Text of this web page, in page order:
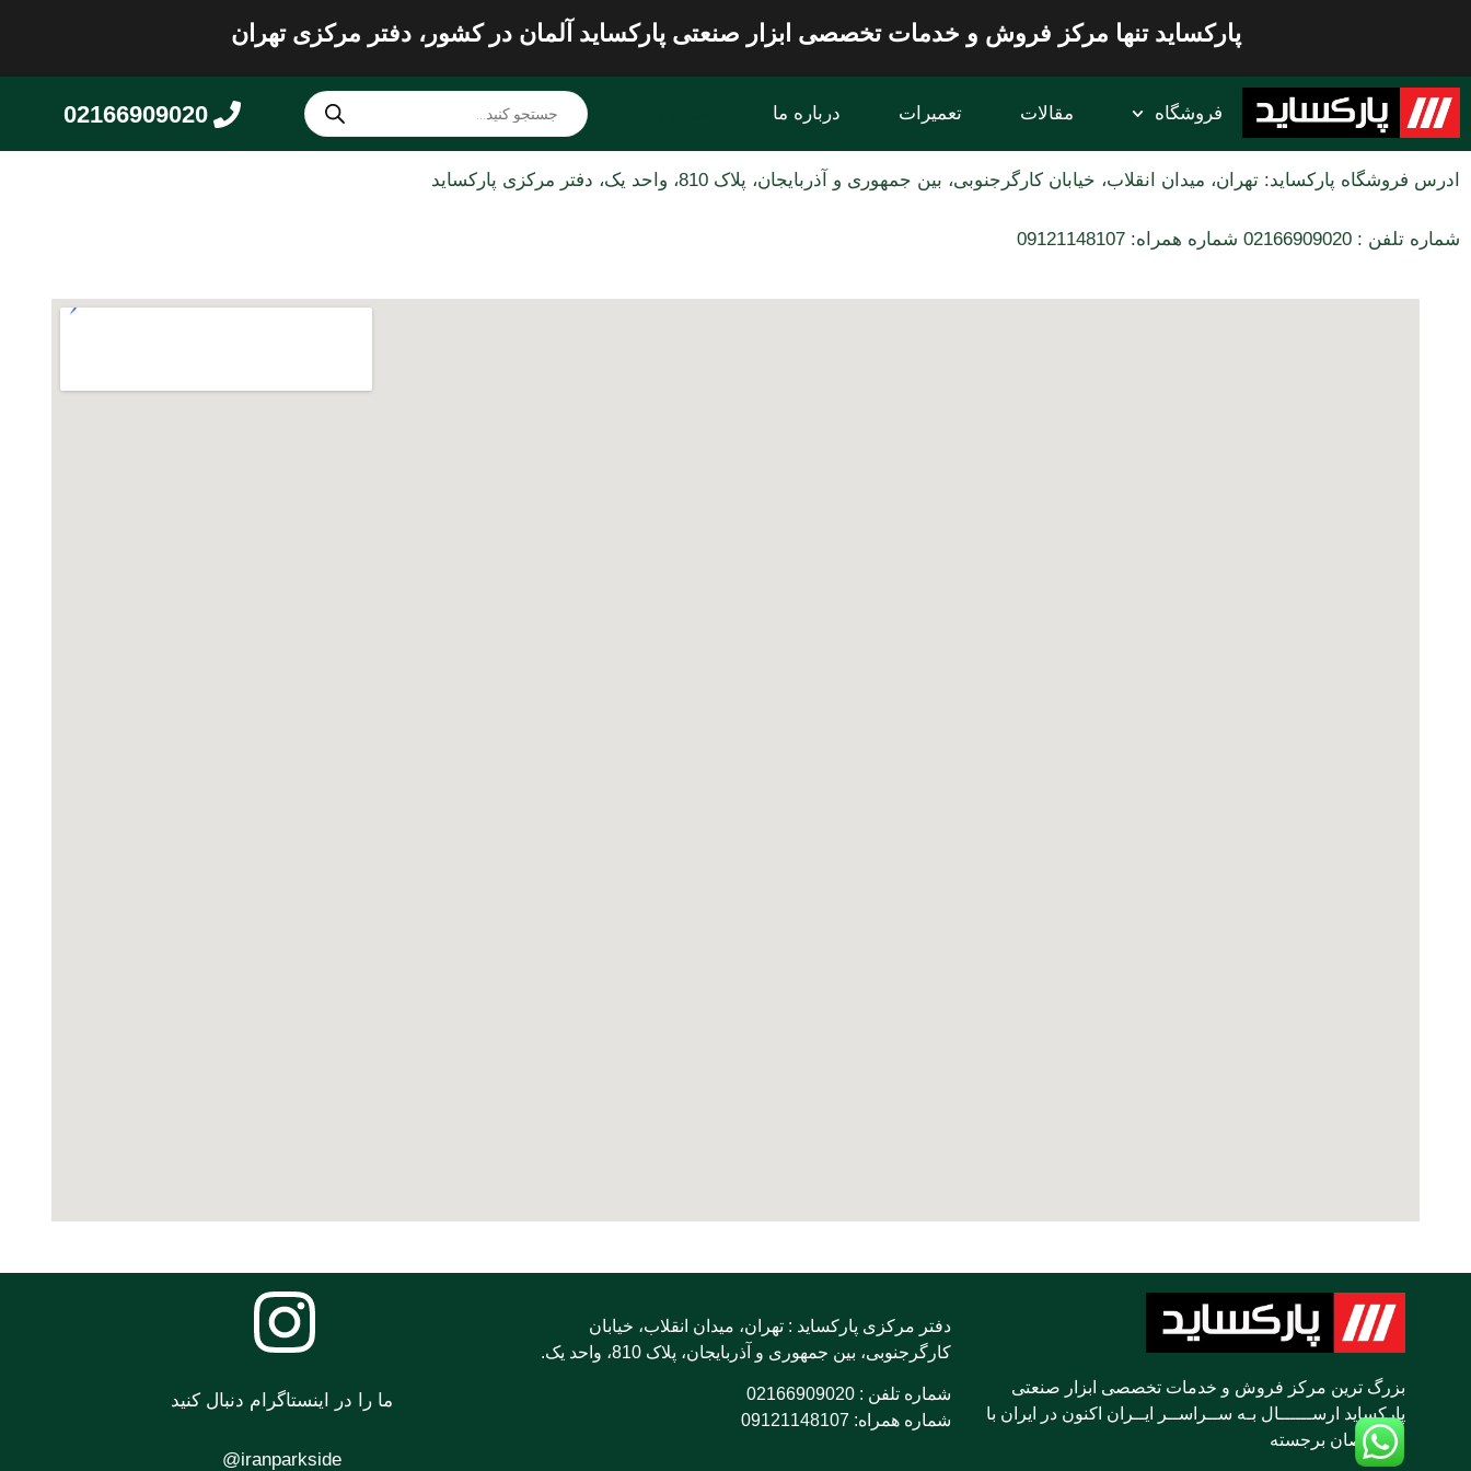
پارکساید تنها مرکز فروش و خدمات تخصصی ابزار صنعتی پارکساید آلمان در کشور، دفتر مرکزی تهران
فروشگاه مقالات تعمیرات درباره ما 02166909020
ادرس فروشگاه پارکساید: تهران، میدان انقلاب، خیابان کارگرجنوبی، بین جمهوری و آذربایجان، پلاک 810، واحد یک، دفتر مرکزی پارکساید
شماره تلفن : 02166909020 شماره همراه: 09121148107
بزرگ ترین مرکز فروش و خدمات تخصصی ابزار صنعتی
پارکساید ارســــــال بـه ســراســر ایــران اکنون در ایران با
متخصصان برجسته
دفتر مرکزی پارکساید : تهران، میدان انقلاب، خیابان
کارگرجنوبی، بین جمهوری و آذربایجان، پلاک 810، واحد یک.
شماره تلفن : 02166909020
شماره همراه: 09121148107
ما را در اینستاگرام دنبال کنید
iranparkside@